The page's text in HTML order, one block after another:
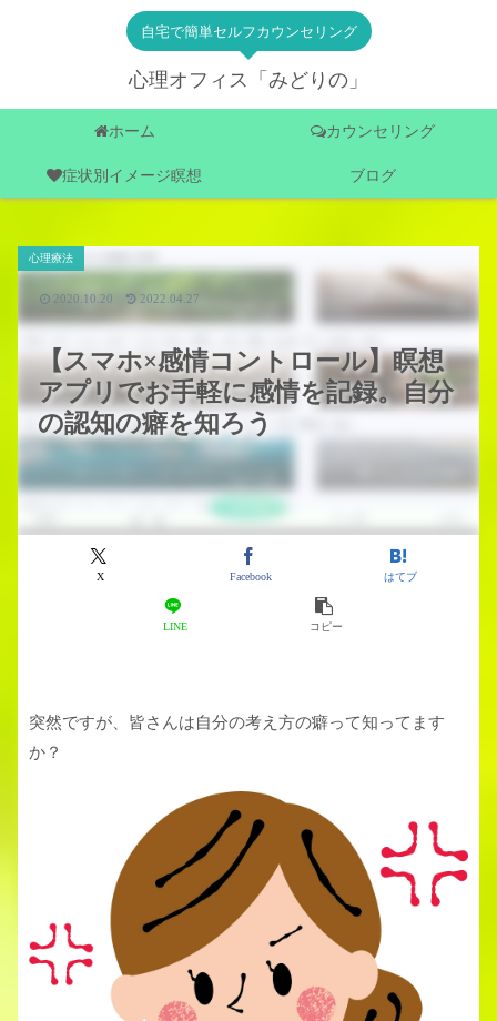
自宅で簡単セルフカウンセリング
心理オフィス「みどりの」
ホーム カウンセリング
症状別イメージ瞑想 ブログ
【スマホ×感情コントロール】瞑想
アプリでお手軽に感情を記録。自分
の認知の癖を知ろう
心理療法
X Facebook はてブ
LINE コピー
2020.10.20 2022.04.27
突然ですが、皆さんは自分の考え方の癖って知ってます
か？